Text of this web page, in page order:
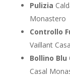
Pulizia
Monastero
Controllo
Vaillant
Bollino Blu
Casal